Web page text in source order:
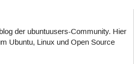
der ubuntuusers-Community. Hier
Ubuntu, Linux und Open Source